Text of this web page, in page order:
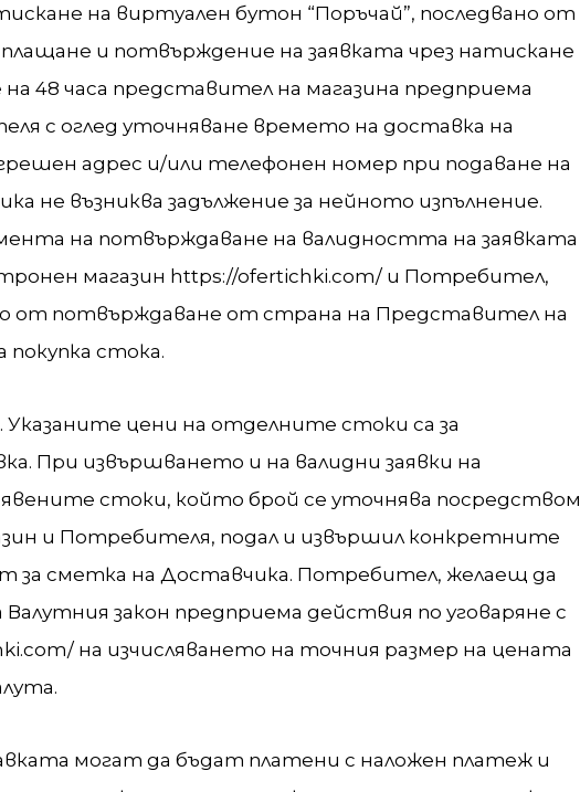
на виртуален бутон “Поръчай”, последвано от
и потвърждение на заявката чрез натискане
48 часа представител на магазина предприема
с оглед уточняване времето на доставка на
адрес и/или телефонен номер при подаване на
не възниква задължение за нейното изпълнение.
на потвърждаване на валидността на заявката
магазин https://ofertichki.com/ и Потребител,
от потвърждаване от страна на Представител на
стока.
Указаните цени на отделните стоки са за
При извършването и на валидни заявки на
стоки, който брой се уточнява посредством
и Потребителя, подал и извършил конкретните
за сметка на Доставчика. Потребител, желаещ да
закон предприема действия по уговаряне с
на изчисляването на точния размер на цената
могат да бъдат платени с наложен платеж и